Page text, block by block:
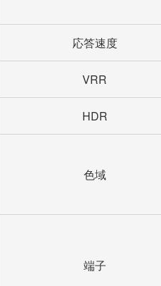
応答速度
VRR
HDR
色域
端子